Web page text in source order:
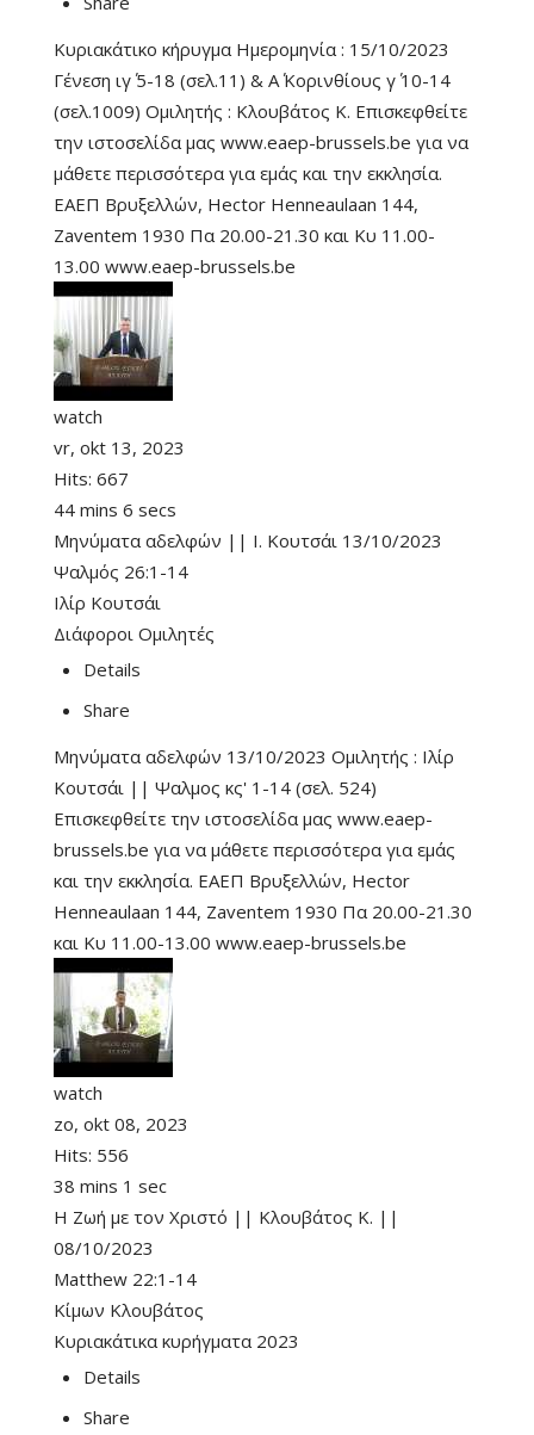
Κυριακάτικο κήρυγμα Ημερομηνία : 15/10/2023
Γένεση ιγ΄ 5-18 (σελ.11) & Α΄ Κορινθίους γ΄ 10-14
(σελ.1009) Ομιλητής : Κλουβάτος Κ. Επισκεφθείτε
την ιστοσελίδα μας www.eaep-brussels.be για να
μάθετε περισσότερα για εμάς και την εκκλησία.
ΕΑΕΠ Βρυξελλών, Hector Henneaulaan 144,
Zaventem 1930 Πα 20.00-21.30 και Κυ 11.00-
13.00 www.eaep-brussels.be
watch
vr, okt 13, 2023
Hits: 667
44 mins 6 secs
Μηνύματα αδελφών || Ι. Κουτσάι 13/10/2023
Ψαλμός 26:1-14
Ιλίρ Κουτσάι
Διάφοροι Ομιλητές
Details
Share
Μηνύματα αδελφών 13/10/2023 Ομιλητής : Ιλίρ
Κουτσάι || Ψαλμος κς' 1-14 (σελ. 524)
Επισκεφθείτε την ιστοσελίδα μας www.eaep-
brussels.be για να μάθετε περισσότερα για εμάς
και την εκκλησία. ΕΑΕΠ Βρυξελλών, Hector
Henneaulaan 144, Zaventem 1930 Πα 20.00-21.30
και Κυ 11.00-13.00 www.eaep-brussels.be
watch
zo, okt 08, 2023
Hits: 556
38 mins 1 sec
Η Ζωή με τον Χριστό || Κλουβάτος Κ. ||
08/10/2023
Matthew 22:1-14
Κίμων Κλουβάτος
Κυριακάτικα κυρήγματα 2023
Details
Share